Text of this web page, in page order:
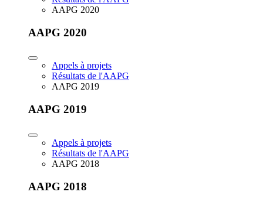
AAPG 2020
AAPG 2020
Appels à projets
Résultats de l'AAPG
AAPG 2019
AAPG 2019
Appels à projets
Résultats de l'AAPG
AAPG 2018
AAPG 2018